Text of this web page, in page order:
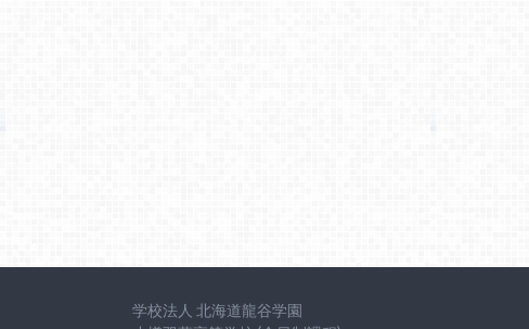
学校法人 北海道龍谷学園